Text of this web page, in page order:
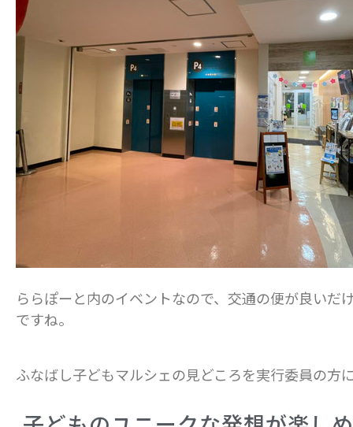
ららぽーと内のイベントなので、交通の便が良いだ
ですね。
ふなばし子どもマルシェの見どころを実行委員の方